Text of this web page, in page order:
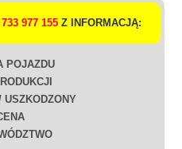
733 977 155Z INFORMACJĄ:
POJAZDU
USZKODZONY